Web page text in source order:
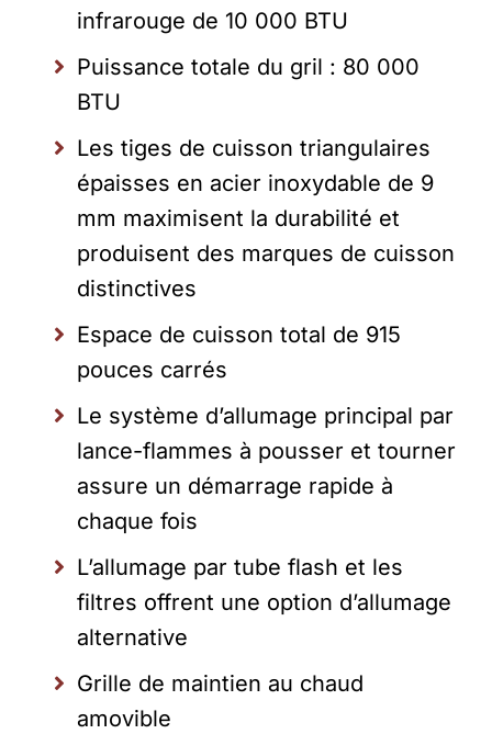
infrarouge de 10 000 BTU
Puissance totale du gril : 80 000
BTU
Les tiges de cuisson triangulaires
épaisses en acier inoxydable de 9
mm maximisent la durabilité et
produisent des marques de cuisson
distinctives
Espace de cuisson total de 915
pouces carrés
Le système d’allumage principal par
lance-flammes à pousser et tourner
assure un démarrage rapide à
chaque fois
L’allumage par tube flash et les
filtres offrent une option d’allumage
alternative
Grille de maintien au chaud
amovible